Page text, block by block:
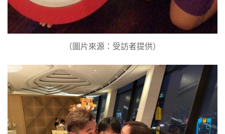
（圖片來源：受訪者提供）